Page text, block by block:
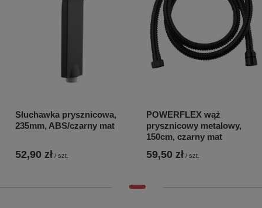
Słuchawka prysznicowa,
235mm, ABS/czarny mat
52,90 zł / szt.
POWERFLEX wąż
prysznicowy metalowy,
150cm, czarny mat
59,50 zł / szt.